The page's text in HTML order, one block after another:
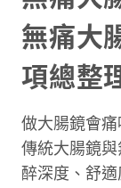
無痛大
項總整
做大腸鏡會
傳統大腸鏡
醉深度、舒